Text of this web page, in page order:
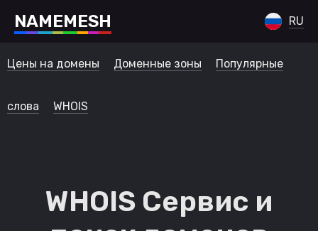
NAMEMESH RU
Цены на домены Доменные зоны Популярные
слова WHOIS
WHOIS Сервис и